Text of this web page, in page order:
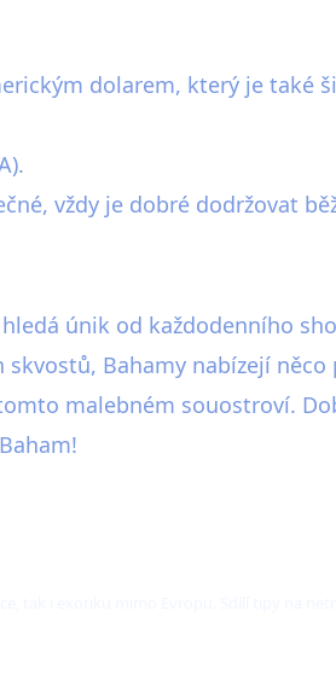
dolarem, který je také
vždy je dobré dodržovat
únik od každodenního
Bahamy nabízejí
malebném souostroví.